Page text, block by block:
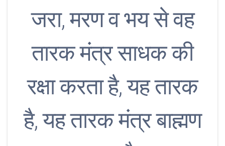
जरा, मरण व भय से वह
तारक मंत्र साधक की
रक्षा करता है, यह तारक
है, यह तारक मंत्र बाह्मण